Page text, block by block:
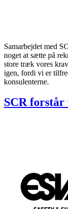
Samarbejdet med
noget at sætte på
store træk vores
igen, fordi vi er
konsulenterne.
SCR